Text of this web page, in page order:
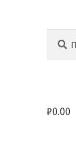
₽0.00